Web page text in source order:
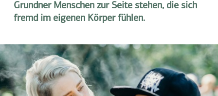
Grundner Menschen zur Seite stehen, die sich
fremd im eigenen Körper fühlen.